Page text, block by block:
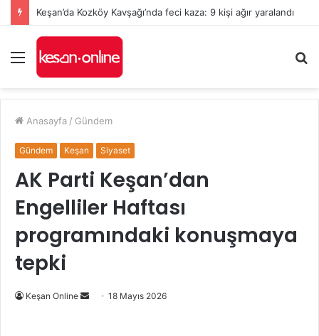
Keşan’da Kozköy Kavşağı’nda feci kaza: 9 kişi ağır yaralandı
Menü
...
Anasayfa / Gündem
Gündem Keşan Siyaset
AK Parti Keşan’dan
Engelliler Haftası
programındaki konuşmaya
tepki
Keşan Online
Bir
18 Mayıs 2026